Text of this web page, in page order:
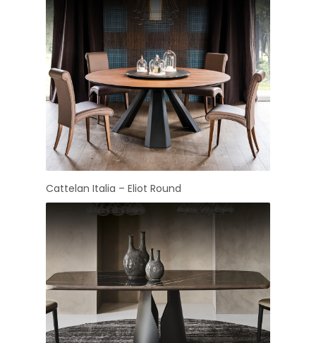
Cattelan Italia – Eliot Round